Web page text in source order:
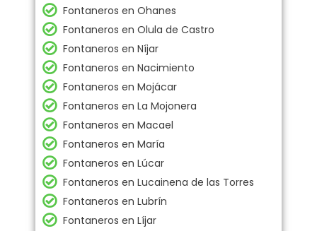
Fontaneros en Ohanes
Fontaneros en Olula de Castro
Fontaneros en Níjar
Fontaneros en Nacimiento
Fontaneros en Mojácar
Fontaneros en La Mojonera
Fontaneros en Macael
Fontaneros en María
Fontaneros en Lúcar
Fontaneros en Lucainena de las Torres
Fontaneros en Lubrín
Fontaneros en Líjar